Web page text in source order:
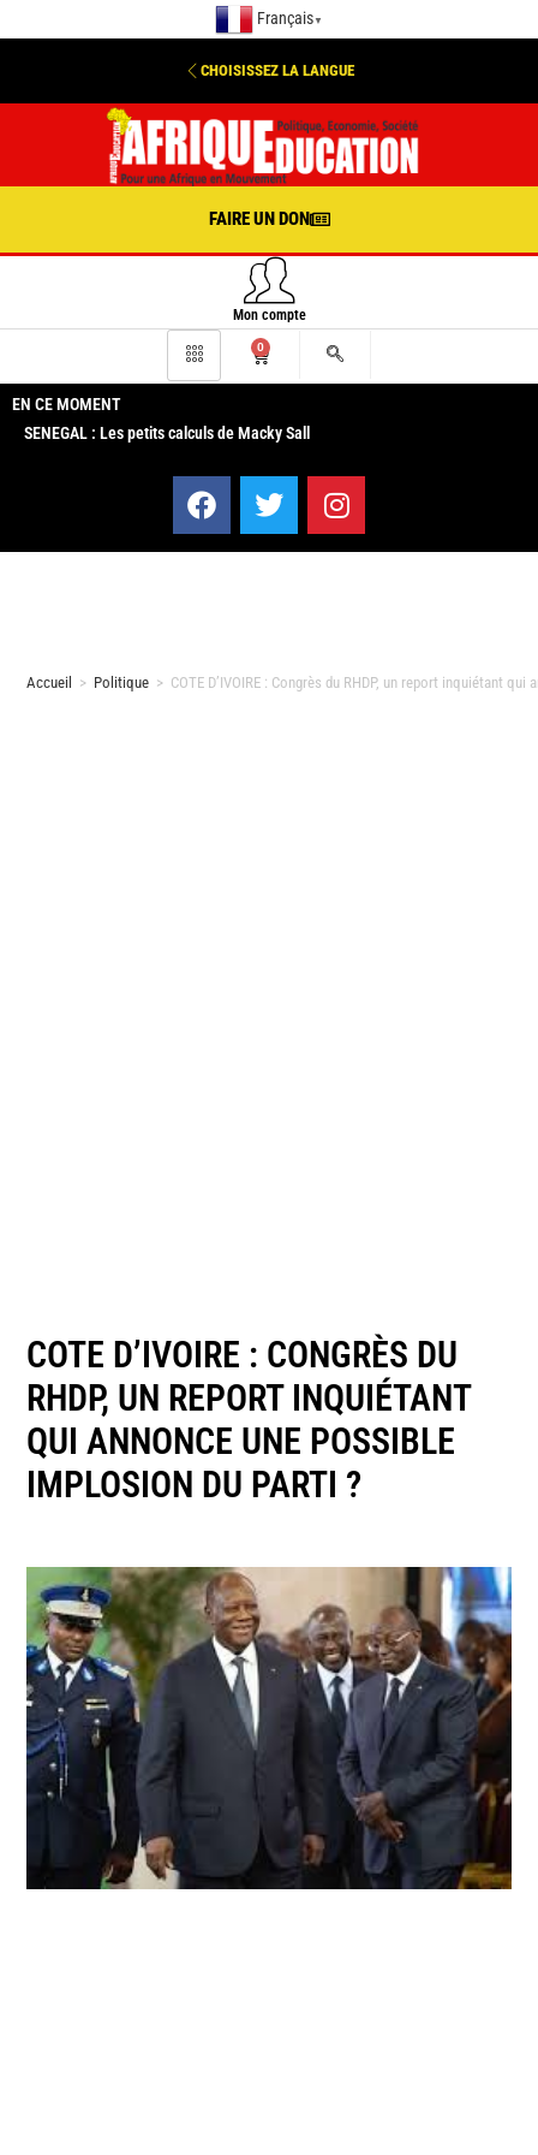
Français ▼
CHOISISSEZ LA LANGUE
FAIRE UN DON
Mon compte
0
EN CE MOMENT
SENEGAL : Les petits calculs de Macky Sall
Accueil > Politique > COTE D’IVOIRE : Congrès du RHDP, un report inquiétant
COTE D’IVOIRE : CONGRÈS DU
RHDP, UN REPORT INQUIÉTANT
QUI ANNONCE UNE POSSIBLE
IMPLOSION DU PARTI ?